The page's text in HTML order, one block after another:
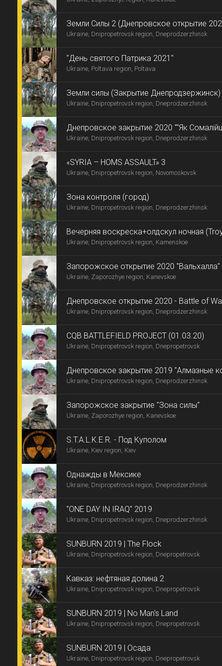
Земли Силы 2 (Днепровское открытие
Ukraine, Dnipropetrovsk region, Dneprodzerzhinsk
"День святого Патрика 2021"
Ukraine, Poltava region, Poltava
Земли силы (Закрытие Днепродзержинск)
Ukraine, Dnipropetrovsk region, Dneprodzerzhinsk
Днепровское закрытие 2020 ""Як
Ukraine, Dnipropetrovsk region, Dneprodzerzhinsk
«SYRIA – HOMS ASSAULT» 3
Ukraine, Dnipropetrovsk region, Novomoskovsk
Зона контроля (город)
Ukraine, Dnipropetrovsk region, Dneprodzerzhinsk
Вечерняя воскреска+олдскул ночная
Ukraine, Dnipropetrovsk region, Kamenskoe
Запорожское открытие 2020 "Вальхалла"
Ukraine, Zaporozhye region, Kanevskoe
Днепровское открытие 2020 - Battle of
Ukraine, Dnipropetrovsk region, Dneprodzerzhinsk
CQB BATTLEFIELD PROJECT (01.03.20)
Ukraine, Dnipropetrovsk region, Dnepropetrovsk
Днепровское закрытие 2019 "Алмазные
Израилевича"
Ukraine, Dnipropetrovsk region, Dneprodzerzhinsk
Запорожское закрытие "Зона силы"
Ukraine, Zaporozhye region, Kanevskoe
S.T.A.L.K.E.R. - Под Куполом
Ukraine, Kiev region, Kiev
Однажды в Мексике
Ukraine, Dnipropetrovsk region, Dneprodzerzhinsk
"ONE DAY IN IRAQ" 2019
Ukraine, Dnipropetrovsk region, Dneprodzerzhinsk
SUNBURN 2019 | The Flock
Ukraine, Dnipropetrovsk region, Dnepropetrovsk
Кавказ: нефтяная долина 2
Ukraine, Dnipropetrovsk region, Dnepropetrovsk
SUNBURN 2019 | No Man's Land
Ukraine, Dnipropetrovsk region, Dnepropetrovsk
SUNBURN 2019 | Осада
Ukraine, Dnipropetrovsk region, Dnepropetrovsk